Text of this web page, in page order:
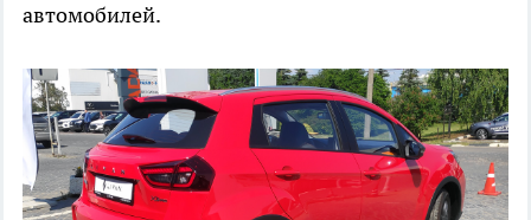
автомобилей.